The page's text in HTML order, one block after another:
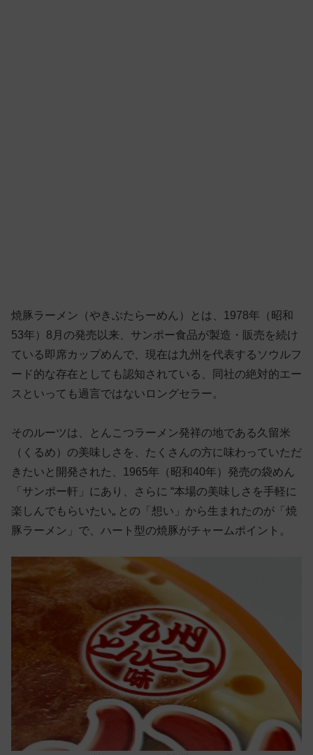
焼豚ラーメン（やきぶたらーめん）とは、1978年（昭和
53年）8月の発売以来、サンポー食品が製造・販売を続け
ている即席カップめんで、現在は九州を代表するソウルフ
ード的な存在としても認知されている、同社の絶対的エー
スといっても過言ではないロングセラー。
そのルーツは、とんこつラーメン発祥の地である久留米
（くるめ）の美味しさを、たくさんの方に味わっていただ
きたいと開発された、1965年（昭和40年）発売の袋めん
「サンポー軒」にあり、さらに “本場の美味しさを手軽に
楽しんでもらいたい„ との「想い」から生まれたのが「焼
豚ラーメン」で、ハート型の焼豚がチャームポイント。